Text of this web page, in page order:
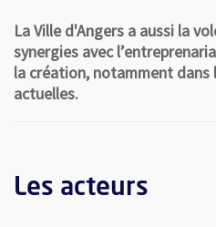
La Ville d'Angers a aussi la
synergies avec
la création, notamment dans
actuelles.
Les acteurs